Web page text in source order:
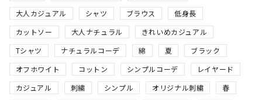
大人カジュアル
シャツ ブラウス
低身長
カットソー
大人ナチュラル
きれいめカジュアル
Tシャツ
ナチュラルコーデ 綿 夏
ブラック
オフホワイト
コットン シンプルコーデ
レイヤード
カジュアル
刺繍 シンプル オリジナル刺繍
春